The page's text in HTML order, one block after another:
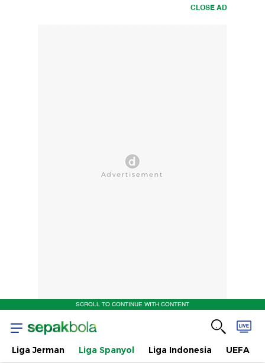
CLOSE AD
SCROLL TO CONTINUE WITH CONTENT
Liga Jerman Liga Spanyol Liga Indonesia UEFA